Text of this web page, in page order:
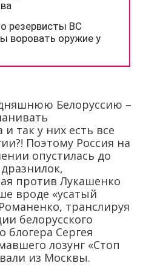
Белоруссию –
так у них есть все
Поэтому Россия на
опустилась до
против Лукашенко
вроде «усатый
транслируя
белорусского
блогера Сергея
лозунг «Стоп
из Москвы.